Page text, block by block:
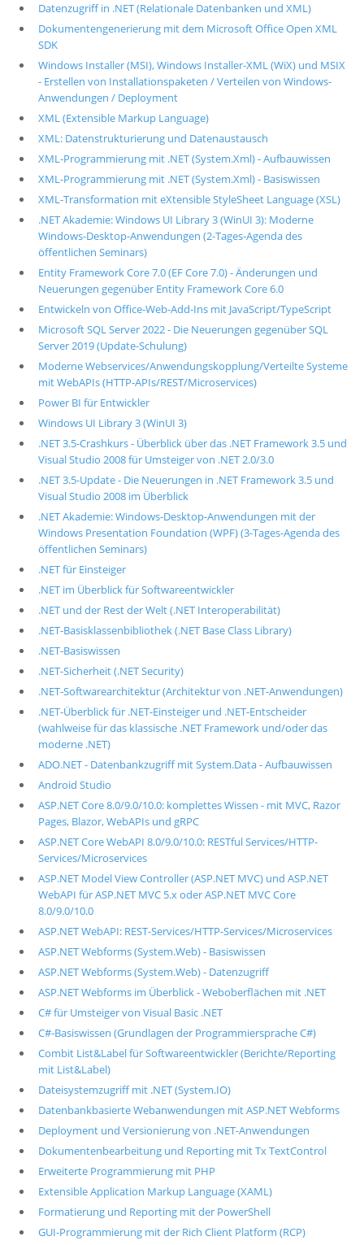
Datenzugriff in .NET (Relationale Datenbanken und XML)
Dokumentengenerierung mit dem Microsoft Office Open XML
SDK
Windows Installer (MSI), Windows Installer-XML (WiX) und MSIX
- Erstellen von Installationspaketen / Verteilen von Windows-
Anwendungen / Deployment
XML (Extensible Markup Language)
XML: Datenstrukturierung und Datenaustausch
XML-Programmierung mit .NET (System.Xml) - Aufbauwissen
XML-Programmierung mit .NET (System.Xml) - Basiswissen
XML-Transformation mit eXtensible StyleSheet Language (XSL)
.NET Akademie: Windows UI Library 3 (WinUI 3): Moderne
Windows-Desktop-Anwendungen (2-Tages-Agenda des
öffentlichen Seminars)
Entity Framework Core 7.0 (EF Core 7.0) - Änderungen und
Neuerungen gegenüber Entity Framework Core 6.0
Entwickeln von Office-Web-Add-Ins mit JavaScript/TypeScript
Microsoft SQL Server 2022 - Die Neuerungen gegenüber SQL
Server 2019 (Update-Schulung)
Moderne Webservices/Anwendungskopplung/Verteilte Systeme
mit WebAPIs (HTTP-APIs/REST/Microservices)
Power BI für Entwickler
Windows UI Library 3 (WinUI 3)
.NET 3.5-Crashkurs - Überblick über das .NET Framework 3.5 und
Visual Studio 2008 für Umsteiger von .NET 2.0/3.0
.NET 3.5-Update - Die Neuerungen in .NET Framework 3.5 und
Visual Studio 2008 im Überblick
.NET Akademie: Windows-Desktop-Anwendungen mit der
Windows Presentation Foundation (WPF) (3-Tages-Agenda des
öffentlichen Seminars)
.NET für Einsteiger
.NET im Überblick für Softwareentwickler
.NET und der Rest der Welt (.NET Interoperabilität)
.NET-Basisklassenbibliothek (.NET Base Class Library)
.NET-Basiswissen
.NET-Sicherheit (.NET Security)
.NET-Softwarearchitektur (Architektur von .NET-Anwendungen)
.NET-Überblick für .NET-Einsteiger und .NET-Entscheider
(wahlweise für das klassische .NET Framework und/oder das
moderne .NET)
ADO.NET - Datenbankzugriff mit System.Data - Aufbauwissen
Android Studio
ASP.NET Core 8.0/9.0/10.0: komplettes Wissen - mit MVC, Razor
Pages, Blazor, WebAPIs und gRPC
ASP.NET Core WebAPI 8.0/9.0/10.0: RESTful Services/HTTP-
Services/Microservices
ASP.NET Model View Controller (ASP.NET MVC) und ASP.NET
WebAPI für ASP.NET MVC 5.x oder ASP.NET MVC Core
8.0/9.0/10.0
ASP.NET WebAPI: REST-Services/HTTP-Services/Microservices
ASP.NET Webforms (System.Web) - Basiswissen
ASP.NET Webforms (System.Web) - Datenzugriff
ASP.NET Webforms im Überblick - Weboberflächen mit .NET
C# für Umsteiger von Visual Basic .NET
C#-Basiswissen (Grundlagen der Programmiersprache C#)
Combit List&Label für Softwareentwickler (Berichte/Reporting
mit List&Label)
Dateisystemzugriff mit .NET (System.IO)
Datenbankbasierte Webanwendungen mit ASP.NET Webforms
Deployment und Versionierung von .NET-Anwendungen
Dokumentenbearbeitung und Reporting mit Tx TextControl
Erweiterte Programmierung mit PHP
Extensible Application Markup Language (XAML)
Formatierung und Reporting mit der PowerShell
GUI-Programmierung mit der Rich Client Platform (RCP)